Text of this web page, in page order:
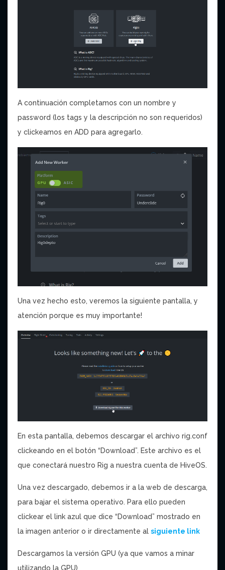
A continuación completamos con un nombre y
password (los tags y la descripción no son requeridos)
y clickeamos en ADD para agregarlo.
Una vez hecho esto, veremos la siguiente pantalla, y
atención porque es muy importante!
En esta pantalla, debemos descargar el archivo rig.conf
clickeando en el botón “Download”. Este archivo es el
que conectará nuestro Rig a nuestra cuenta de HiveOS.
Una vez descargado, debemos ir a la web de descarga,
para bajar el sistema operativo. Para ello pueden
clickear el link azul que dice “Download” mostrado en
la imagen anterior o ir directamente al siguiente link
Descargamos la versión GPU (ya que vamos a minar
utilizando la GPU)